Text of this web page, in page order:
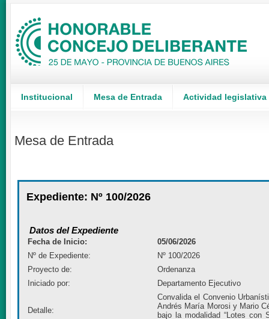
Institucional Mesa de Entrada Actividad legislativa
Mesa de Entrada
Expediente: Nº 100/2026
Datos del Expediente
Fecha de Inicio:
05/06/2026
Nº de Expediente:
Nº 100/2026
Proyecto de:
Ordenanza
Iniciado por:
Departamento Ejecutivo
Detalle:
Convalida el Convenio
Andrés María Morosi y Mario
bajo la modalidad “Lotes con